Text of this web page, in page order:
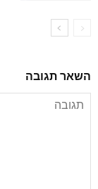
השאר תגובה